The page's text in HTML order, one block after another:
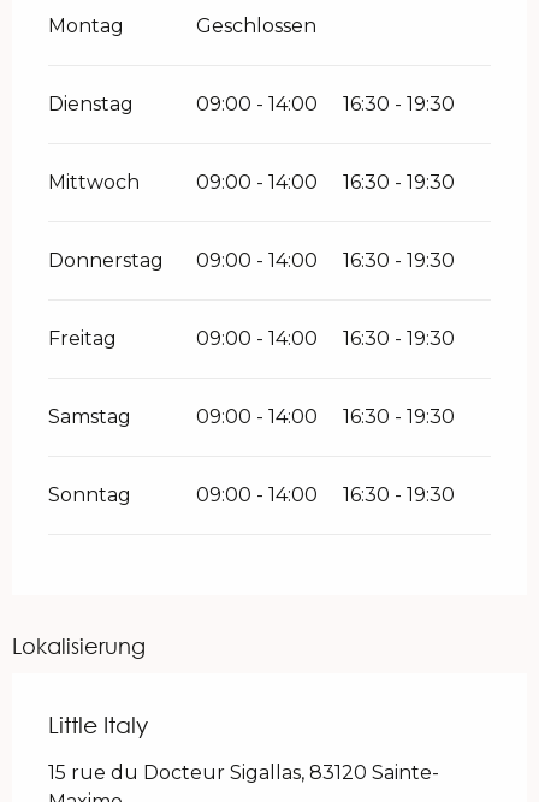
Montag Geschlossen
Dienstag 09:00 - 14:00 16:30 - 19:30
Mittwoch 09:00 - 14:00 16:30 - 19:30
Donnerstag 09:00 - 14:00 16:30 - 19:30
Freitag 09:00 - 14:00 16:30 - 19:30
Samstag 09:00 - 14:00 16:30 - 19:30
Sonntag 09:00 - 14:00 16:30 - 19:30
Lokalisierung
Little Italy
15 rue du Docteur Sigallas, 83120 Sainte-